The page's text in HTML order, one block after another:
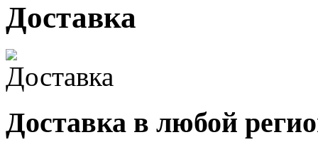
Доставка
Доставка в любой